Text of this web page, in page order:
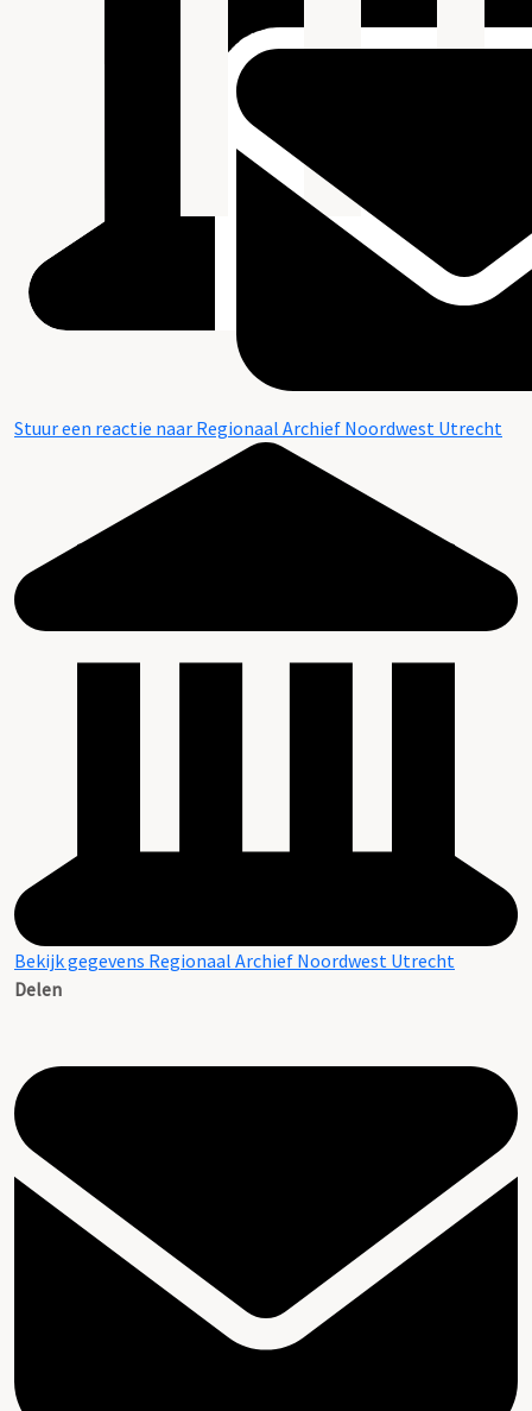
Stuur een reactie naar Regionaal Archief Noordwest Utrecht
Bekijk gegevens Regionaal Archief Noordwest Utrecht
Delen